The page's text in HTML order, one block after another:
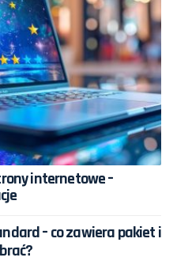
internetowe –
– co zawiera pakiet i